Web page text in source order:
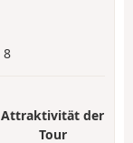
8
Attraktivität der
Tour